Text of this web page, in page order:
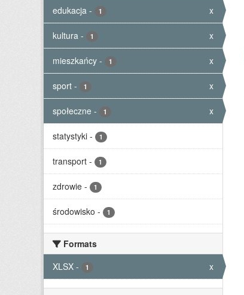
edukacja - 1 x
kultura - 1 x
mieszkańcy - 1 x
sport - 1 x
społeczne - 1 x
statystyki - 1
transport - 1
zdrowie - 1
środowisko - 1
Formats
XLSX - 1 x